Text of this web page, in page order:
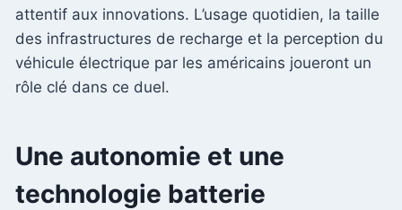
attentif aux innovations. L’usage quotidien, la taille
des infrastructures de recharge et la perception du
véhicule électrique par les américains joueront un
rôle clé dans ce duel.
Une autonomie et une
technologie batterie